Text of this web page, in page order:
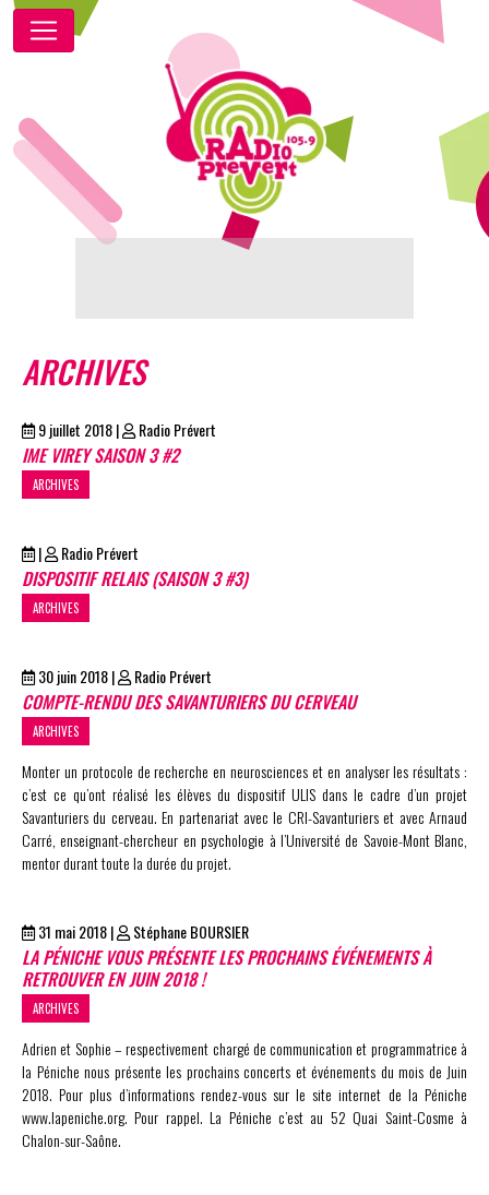
ARCHIVES
9 juillet 2018| Radio Prévert
IME VIREY SAISON 3 #2
ARCHIVES
| Radio Prévert
DISPOSITIF RELAIS (SAISON 3 #3)
ARCHIVES
30 juin 2018| Radio Prévert
COMPTE-RENDU DES SAVANTURIERS DU CERVEAU
ARCHIVES
Monter un protocole de recherche en neurosciences et en analyser les résultats :
c’est ce qu’ont réalisé les élèves du dispositif ULIS dans le cadre d’un projet
Savanturiers du cerveau. En partenariat avec le CRI-Savanturiers et avec Arnaud
Carré, enseignant-chercheur en psychologie à l’Université de Savoie-Mont Blanc,
mentor durant toute la durée du projet.
31 mai 2018| Stéphane BOURSIER
LA PÉNICHE VOUS PRÉSENTE LES PROCHAINS ÉVÉNEMENTS À
RETROUVER EN JUIN 2018 !
ARCHIVES
Adrien et Sophie – respectivement chargé de communication et programmatrice à
la Péniche nous présente les prochains concerts et événements du mois de Juin
2018. Pour plus d’informations rendez-vous sur le site internet de la Péniche
www.lapeniche.org. Pour rappel. La Péniche c’est au 52 Quai Saint-Cosme à
Chalon-sur-Saône.